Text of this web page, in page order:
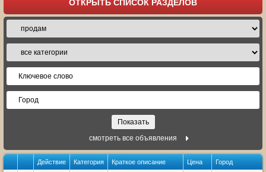
ОТКРЫТЬ СПИСОК РАЗДЕЛОВ
смотреть все объявления
Действие Категория Краткое описание Цена Город